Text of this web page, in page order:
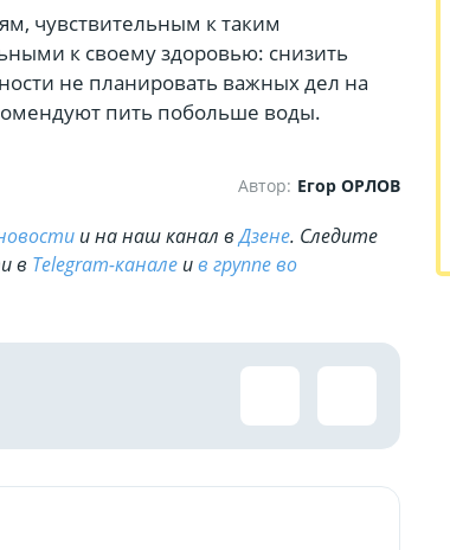
чувствительным к таким
к своему здоровью: снизить
не планировать важных дел на
пить побольше воды.
Автор: Егор ОРЛОВ
и на наш канал вДзене. Cледите
в Telegram-канале ив группе во